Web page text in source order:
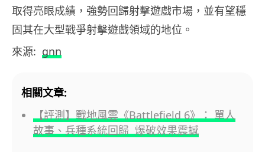
取得亮眼成績，強勢回歸射擊遊戲市場，並有望穩
固其在大型戰爭射擊遊戲領域的地位。
來源: gnn
相關文章:
【評測】戰地風雲《Battlefield 6》： 單人
故事、兵種系統回歸 爆破效果震撼